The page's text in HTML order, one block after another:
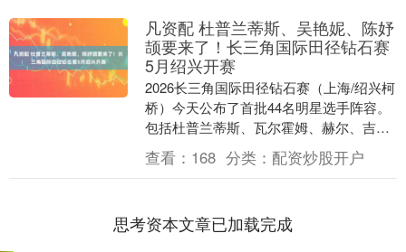
凡资配 杜普兰蒂斯、吴艳妮、陈妤
颉要来了！长三角国际田径钻石赛
5月绍兴开赛
2026长三角国际田径钻石赛（上海/绍兴柯
桥）今天公布了首批44名明星选手阵容。
包括杜普兰蒂斯、瓦尔霍姆、赫尔、吉普
耶根、阿姆桑等5名世界纪录保持者在内，
共计有....
查看： 168 分类： 配资炒股开户
思考资本文章已加载完成